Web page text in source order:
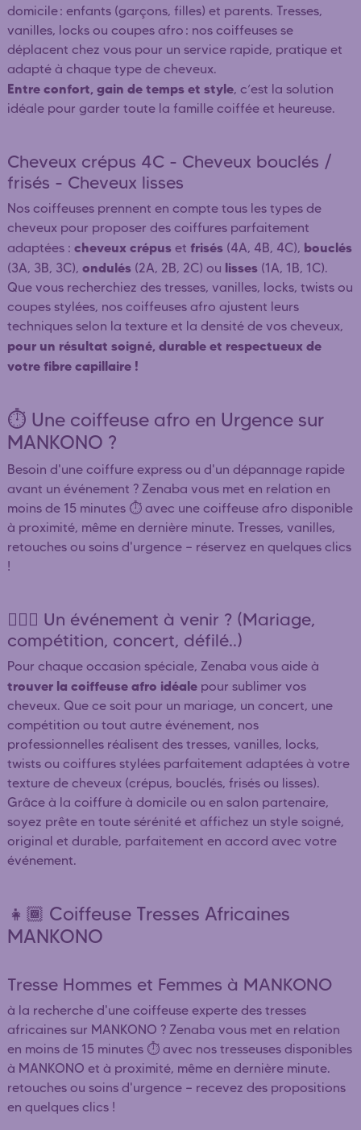
domicile : enfants (garçons, filles) et parents. Tresses,
vanilles, locks ou coupes afro : nos coiffeuses se
déplacent chez vous pour un service rapide, pratique et
adapté à chaque type de cheveux.
Entre confort, gain de temps et style, c’est la solution
idéale pour garder toute la famille coiffée et heureuse.
Cheveux crépus 4C - Cheveux bouclés /
frisés - Cheveux lisses
Nos coiffeuses prennent en compte tous les types de
cheveux pour proposer des coiffures parfaitement
adaptées : cheveux crépus et frisés (4A, 4B, 4C), bouclés
(3A, 3B, 3C), ondulés (2A, 2B, 2C) ou lisses (1A, 1B, 1C).
Que vous recherchiez des tresses, vanilles, locks, twists ou
coupes stylées, nos coiffeuses afro ajustent leurs
techniques selon la texture et la densité de vos cheveux,
pour un résultat soigné, durable et respectueux de
votre fibre capillaire !
⏱️ Une coiffeuse afro en Urgence sur
MANKONO ?
Besoin d'une coiffure express ou d'un dépannage rapide
avant un événement ? Zenaba vous met en relation en
moins de 15 minutes ⏱️ avec une coiffeuse afro disponible
à proximité, même en dernière minute. Tresses, vanilles,
retouches ou soins d'urgence — réservez en quelques clics
!
👰🏿‍♀️ Un événement à venir ? (Mariage,
compétition, concert, défilé..)
Pour chaque occasion spéciale, Zenaba vous aide à
trouver la coiffeuse afro idéale pour sublimer vos
cheveux. Que ce soit pour un mariage, un concert, une
compétition ou tout autre événement, nos
professionnelles réalisent des tresses, vanilles, locks,
twists ou coiffures stylées parfaitement adaptées à votre
texture de cheveux (crépus, bouclés, frisés ou lisses).
Grâce à la coiffure à domicile ou en salon partenaire,
soyez prête en toute sérénité et affichez un style soigné,
original et durable, parfaitement en accord avec votre
événement.
👧🏾 Coiffeuse Tresses Africaines
MANKONO
Tresse Hommes et Femmes à MANKONO
à la recherche d'une coiffeuse experte des tresses
africaines sur MANKONO ? Zenaba vous met en relation
en moins de 15 minutes ⏱️ avec nos tresseuses disponibles
à MANKONO et à proximité, même en dernière minute.
retouches ou soins d'urgence — recevez des propositions
en quelques clics !